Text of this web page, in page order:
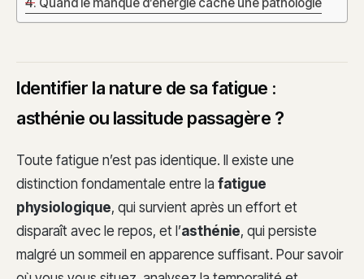
Identifier la nature de sa fatigue :
asthénie ou lassitude passagère ?
Toute fatigue n’est pas identique. Il existe une
distinction fondamentale entre la fatigue
physiologique, qui survient après un effort et
disparaît avec le repos, et l’asthénie, qui persiste
malgré un sommeil en apparence suffisant. Pour savoir